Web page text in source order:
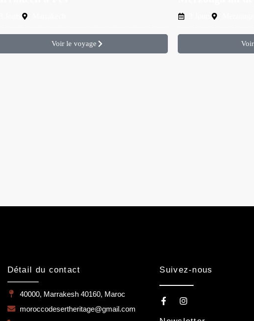
Voir le voyage
Détail du contact
40000, Marrakesh 40160, Maroc
moroccodesertheritage@gmail.com
Suivez-nous